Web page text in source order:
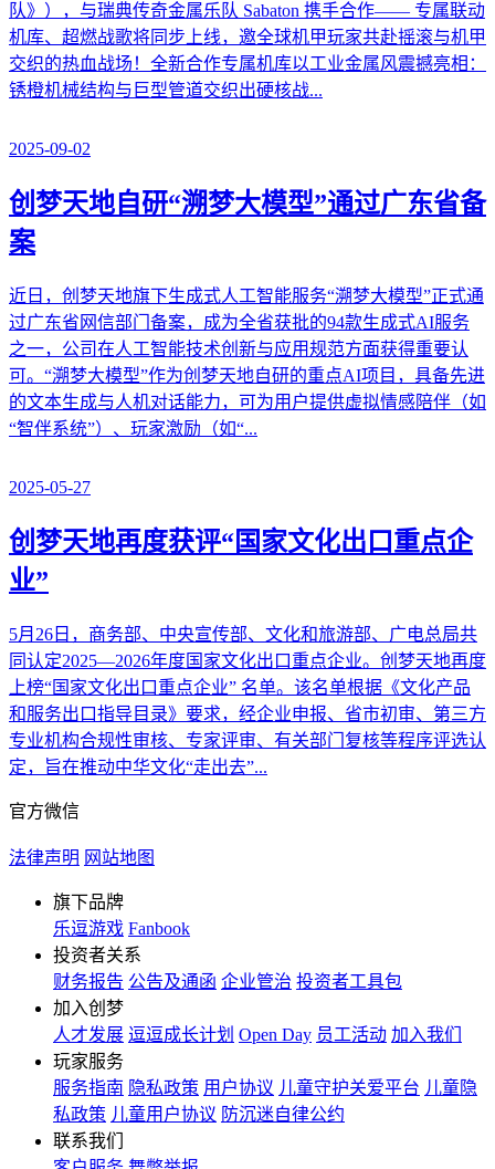
队》），与瑞典传奇金属乐队 Sabaton 携手合作—— 专属联动
机库、超燃战歌将同步上线，邀全球机甲玩家共赴摇滚与机甲
交织的热血战场！全新合作专属机库以工业金属风震撼亮相：
锈橙机械结构与巨型管道交织出硬核战...
2025-09-02
创梦天地自研“溯梦大模型”通过广东省备
案
近日，创梦天地旗下生成式人工智能服务“溯梦大模型”正式通
过广东省网信部门备案，成为全省获批的94款生成式AI服务
之一，公司在人工智能技术创新与应用规范方面获得重要认
可。“溯梦大模型”作为创梦天地自研的重点AI项目，具备先进
的文本生成与人机对话能力，可为用户提供虚拟情感陪伴（如
“智伴系统”）、玩家激励（如“...
2025-05-27
创梦天地再度获评“国家文化出口重点企
业”
5月26日，商务部、中央宣传部、文化和旅游部、广电总局共
同认定2025—2026年度国家文化出口重点企业。创梦天地再度
上榜“国家文化出口重点企业” 名单。该名单根据《文化产品
和服务出口指导目录》要求，经企业申报、省市初审、第三方
专业机构合规性审核、专家评审、有关部门复核等程序评选认
定，旨在推动中华文化“走出去”...
官方微信
法律声明 网站地图
旗下品牌
乐逗游戏 Fanbook
投资者关系
财务报告 公告及通函 企业管治 投资者工具包
加入创梦
人才发展 逗逗成长计划 Open Day 员工活动 加入我们
玩家服务
服务指南 隐私政策 用户协议 儿童守护关爱平台 儿童隐
私政策 儿童用户协议 防沉迷自律公约
联系我们